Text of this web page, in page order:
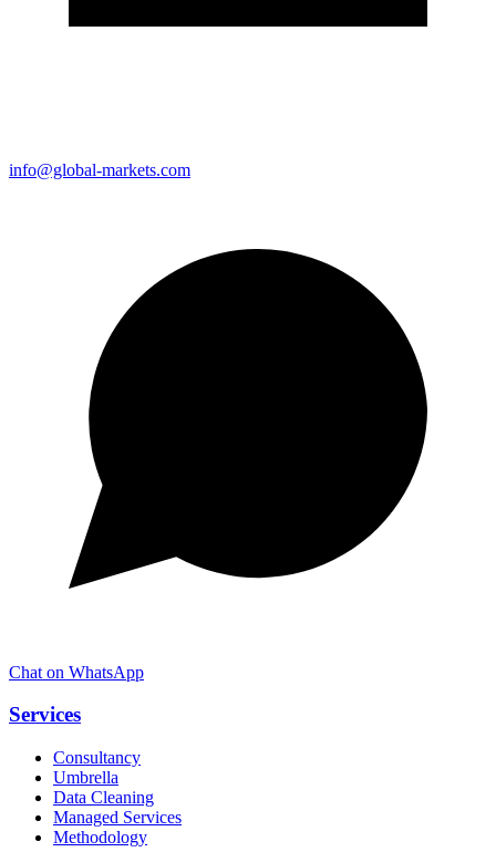
info@global-markets.com
Chat on WhatsApp
Services
Consultancy
Umbrella
Data Cleaning
Managed Services
Methodology